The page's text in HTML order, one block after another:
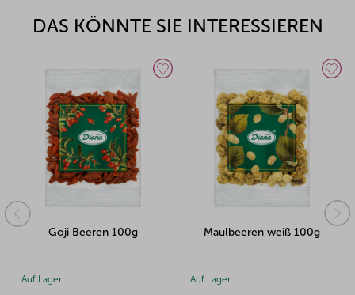
DAS KÖNNTE SIE INTERESSIEREN
Goji Beeren 100g
Auf Lager
Maulbeeren weiß 100g
Auf Lager